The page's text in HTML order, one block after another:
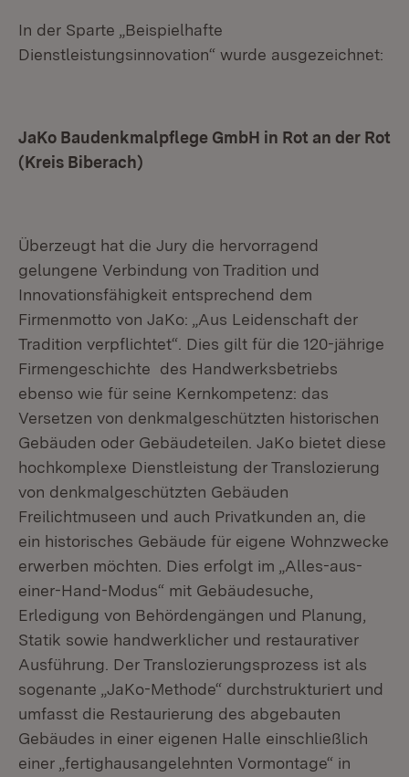
In der Sparte „Beispielhafte
Dienstleistungsinnovation“ wurde ausgezeichnet:
JaKo Baudenkmalpflege GmbH in Rot an der Rot
(Kreis Biberach)
Überzeugt hat die Jury die hervorragend
gelungene Verbindung von Tradition und
Innovationsfähigkeit entsprechend dem
Firmenmotto von JaKo: „Aus Leidenschaft der
Tradition verpflichtet“. Dies gilt für die 120-jährige
Firmengeschichte des Handwerksbetriebs
ebenso wie für seine Kernkompetenz: das
Versetzen von denkmalgeschützten historischen
Gebäuden oder Gebäudeteilen. JaKo bietet diese
hochkomplexe Dienstleistung der Translozierung
von denkmalgeschützten Gebäuden
Freilichtmuseen und auch Privatkunden an, die
ein historisches Gebäude für eigene Wohnzwecke
erwerben möchten. Dies erfolgt im „Alles-aus-
einer-Hand-Modus“ mit Gebäudesuche,
Erledigung von Behördengängen und Planung,
Statik sowie handwerklicher und restaurativer
Ausführung. Der Translozierungsprozess ist als
sogenante „JaKo-Methode“ durchstrukturiert und
umfasst die Restaurierung des abgebauten
Gebäudes in einer eigenen Halle einschließlich
einer „fertighausangelehnten Vormontage“ in